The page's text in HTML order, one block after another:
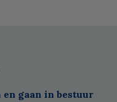
gaan in bestuur